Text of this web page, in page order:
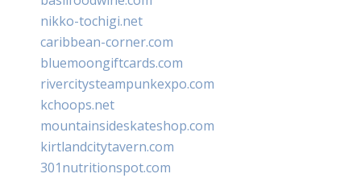
nikko-tochigi.net
caribbean-corner.com
bluemoongiftcards.com
rivercitysteampunkexpo.com
kchoops.net
mountainsideskateshop.com
kirtlandcitytavern.com
301nutritionspot.com